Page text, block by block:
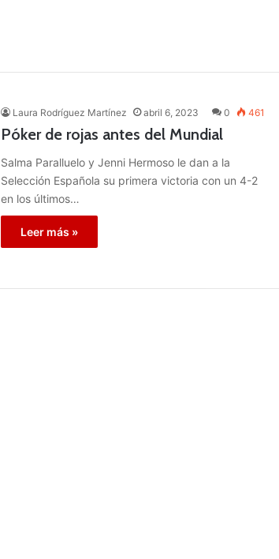
Laura Rodríguez Martínez abril 6, 2023 0 461
Póker de rojas antes del Mundial
Salma Paralluelo y Jenni Hermoso le dan a la
Selección Española su primera victoria con un 4-2
en los últimos…
Leer más »